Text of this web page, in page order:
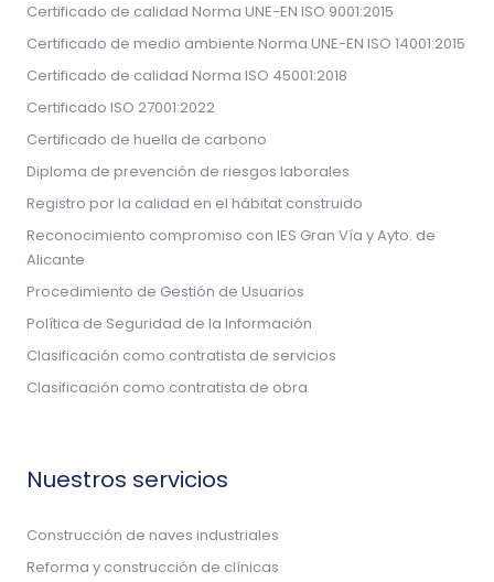
Certificado de calidad Norma UNE-EN ISO 9001:2015
Certificado de medio ambiente Norma UNE-EN ISO 14001:2015
Certificado de calidad Norma ISO 45001:2018
Certificado ISO 27001:2022
Certificado de huella de carbono
Diploma de prevención de riesgos laborales
Registro por la calidad en el hábitat construido
Reconocimiento compromiso con IES Gran Vía y Ayto. de
Alicante
Procedimiento de Gestión de Usuarios
Política de Seguridad de la Información
Clasificación como contratista de servicios
Clasificación como contratista de obra
Nuestros servicios
Construcción de naves industriales
Reforma y construcción de clínicas